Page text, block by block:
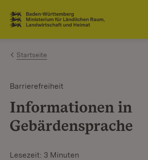
Zum Inhalt springen
Link zur Startseite
Startseite
Barrierefreiheit
Informationen in
Gebärdensprache
Lesezeit: 3 Minuten